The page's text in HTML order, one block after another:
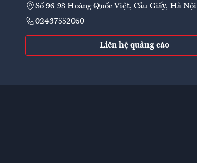
Số 96-98 Hoàng Quốc Việt, Cầu Giấy, Hà Nội
02437552050
Liên hệ quảng cáo